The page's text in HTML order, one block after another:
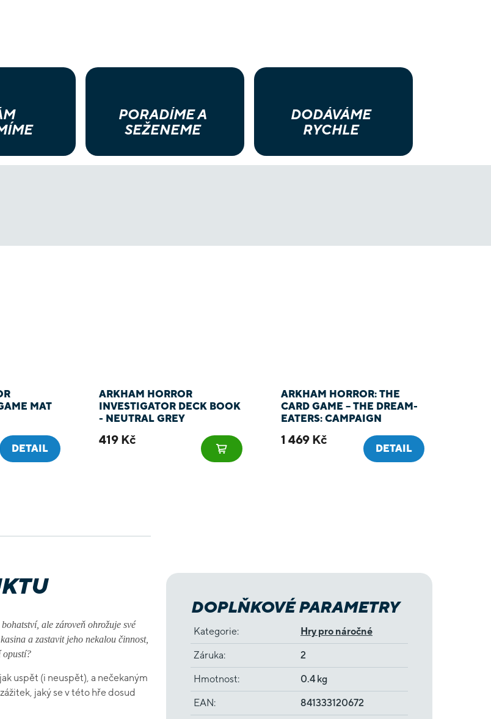
PORADÍME A
SEŽENEME
DODÁVÁME
RYCHLE
MAT
DETAIL
ARKHAM HORROR
INVESTIGATOR DECK BOOK
- NEUTRAL GREY
419 Kč
ARKHAM HORROR: THE
CARD GAME – THE DREAM-
EATERS: CAMPAIGN
1 469 Kč
DETAIL
ale zároveň ohrožuje své
a zastavit jeho nekalou činnost,
opustí?
uspět (i neuspět), a nečekaným
zážitek, jaký se v této hře dosud
DOPLŇKOVÉ PARAMETRY
Kategorie: Hry pro náročné
Záruka: 2
Hmotnost: 0.4 kg
EAN: 841333120672